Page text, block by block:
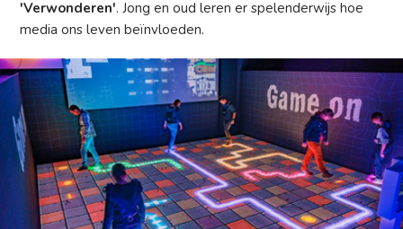
'Verwonderen'. Jong en oud leren er spelenderwijs hoe
media ons leven beïnvloeden.